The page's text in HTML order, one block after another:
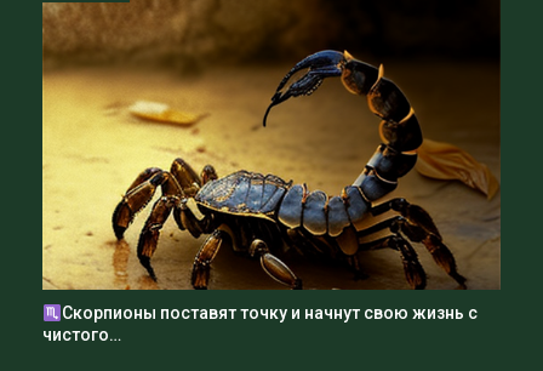
ждут конфликты с близкими людьми.
Старайтесь сохранять спокойствие и не переживать
слишком сильно.
Однако, в ноябре вы можете получить возможность для
роста в образовании. Возможно, вы начнете изучать
новую область знаний или же получите возможность
для повышения квалификации.
Это поможет вам реализовать свой потенциал и
достичь новых успехов.
Скорпионы поставят точку и начнут свою жизнь с
чистого…